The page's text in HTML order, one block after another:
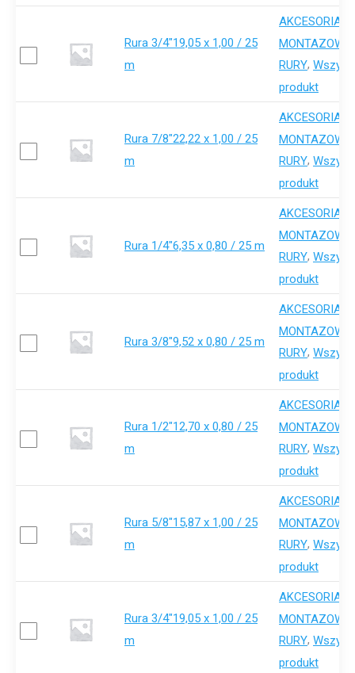
Rura 3/4"19,05 x 1,00 / 25
m
AKCESORIA-
MONTAZOWE
RURY,
produkt
Rura 7/8"22,22 x 1,00 / 25
m
AKCESORIA-
MONTAZOWE
RURY,
produkt
Rura 1/4"6,35 x 0,80 / 25 m
AKCESORIA-
MONTAZOWE
RURY,
produkt
Rura 3/8"9,52 x 0,80 / 25 m
AKCESORIA-
MONTAZOWE
RURY,
produkt
Rura 1/2"12,70 x 0,80 / 25
m
AKCESORIA-
MONTAZOWE
RURY,
produkt
Rura 5/8"15,87 x 1,00 / 25
m
AKCESORIA-
MONTAZOWE
RURY,
produkt
Rura 3/4"19,05 x 1,00 / 25
m
AKCESORIA-
MONTAZOWE
RURY,
produkt